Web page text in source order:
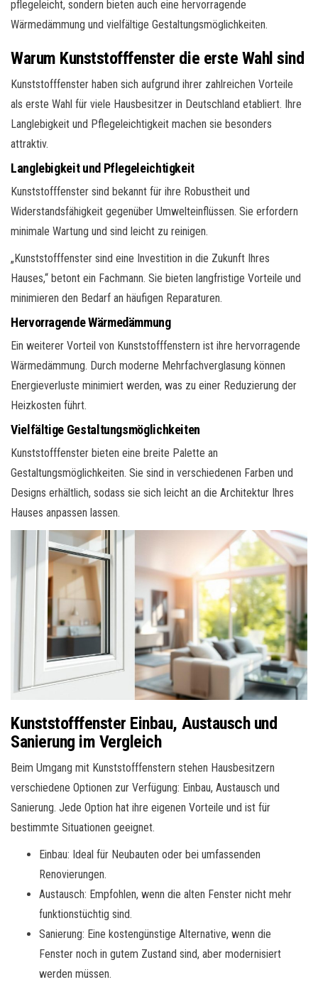
pflegeleicht, sondern bieten auch eine hervorragende
Wärmedämmung und vielfältige Gestaltungsmöglichkeiten.
Warum Kunststofffenster die erste Wahl sind
Kunststofffenster haben sich aufgrund ihrer zahlreichen Vorteile
als erste Wahl für viele Hausbesitzer in Deutschland etabliert. Ihre
Langlebigkeit und Pflegeleichtigkeit machen sie besonders
attraktiv.
Langlebigkeit und Pflegeleichtigkeit
Kunststofffenster sind bekannt für ihre Robustheit und
Widerstandsfähigkeit gegenüber Umwelteinflüssen. Sie erfordern
minimale Wartung und sind leicht zu reinigen.
„Kunststofffenster sind eine Investition in die Zukunft Ihres
Hauses,“ betont ein Fachmann. Sie bieten langfristige Vorteile und
minimieren den Bedarf an häufigen Reparaturen.
Hervorragende Wärmedämmung
Ein weiterer Vorteil von Kunststofffenstern ist ihre hervorragende
Wärmedämmung. Durch moderne Mehrfachverglasung können
Energieverluste minimiert werden, was zu einer Reduzierung der
Heizkosten führt.
Vielfältige Gestaltungsmöglichkeiten
Kunststofffenster bieten eine breite Palette an
Gestaltungsmöglichkeiten. Sie sind in verschiedenen Farben und
Designs erhältlich, sodass sie sich leicht an die Architektur Ihres
Hauses anpassen lassen.
Kunststofffenster Einbau, Austausch und
Sanierung im Vergleich
Beim Umgang mit Kunststofffenstern stehen Hausbesitzern
verschiedene Optionen zur Verfügung: Einbau, Austausch und
Sanierung. Jede Option hat ihre eigenen Vorteile und ist für
bestimmte Situationen geeignet.
Einbau: Ideal für Neubauten oder bei umfassenden
Renovierungen.
Austausch: Empfohlen, wenn die alten Fenster nicht mehr
funktionstüchtig sind.
Sanierung: Eine kostengünstige Alternative, wenn die
Fenster noch in gutem Zustand sind, aber modernisiert
werden müssen.